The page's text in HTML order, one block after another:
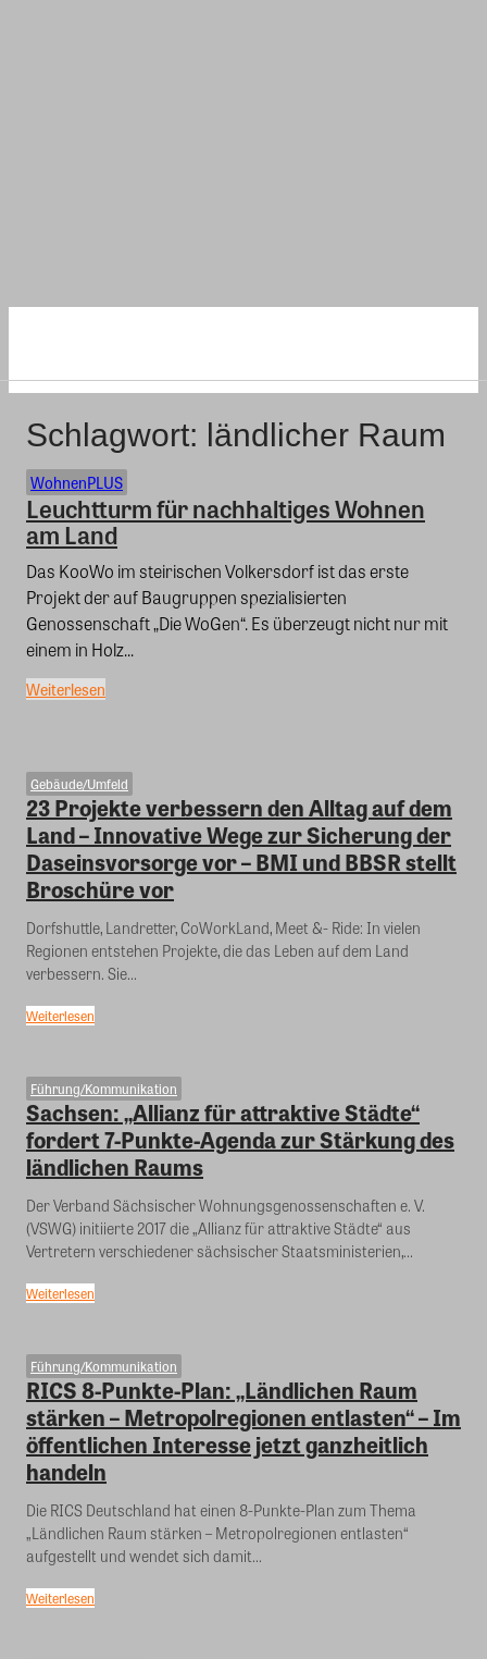
Schlagwort: ländlicher Raum
WohnenPLUS
Leuchtturm für nachhaltiges Wohnen
am Land
Das KooWo im steirischen Volkersdorf ist das erste
Projekt der auf Baugruppen spezialisierten
Genossenschaft „Die WoGen“. Es überzeugt nicht nur mit
einem in Holz...
Weiterlesen
Gebäude/Umfeld
23 Projekte verbessern den Alltag auf dem
Land – Innovative Wege zur Sicherung der
Daseinsvorsorge vor – BMI und BBSR stellt
Broschüre vor
Dorfshuttle, Landretter, CoWorkLand, Meet &- Ride: In vielen
Regionen entstehen Projekte, die das Leben auf dem Land
verbessern. Sie...
Weiterlesen
Führung/Kommunikation
Sachsen: „Allianz für attraktive Städte“
fordert 7-Punkte-Agenda zur Stärkung des
ländlichen Raums
Der Verband Sächsischer Wohnungsgenossenschaften e. V.
(VSWG) initiierte 2017 die „Allianz für attraktive Städte“ aus
Vertretern verschiedener sächsischer Staatsministerien,...
Weiterlesen
Führung/Kommunikation
RICS 8-Punkte-Plan: „Ländlichen Raum
stärken – Metropolregionen entlasten“ – Im
öffentlichen Interesse jetzt ganzheitlich
handeln
Die RICS Deutschland hat einen 8-Punkte-Plan zum Thema
„Ländlichen Raum stärken – Metropolregionen entlasten“
aufgestellt und wendet sich damit...
Weiterlesen